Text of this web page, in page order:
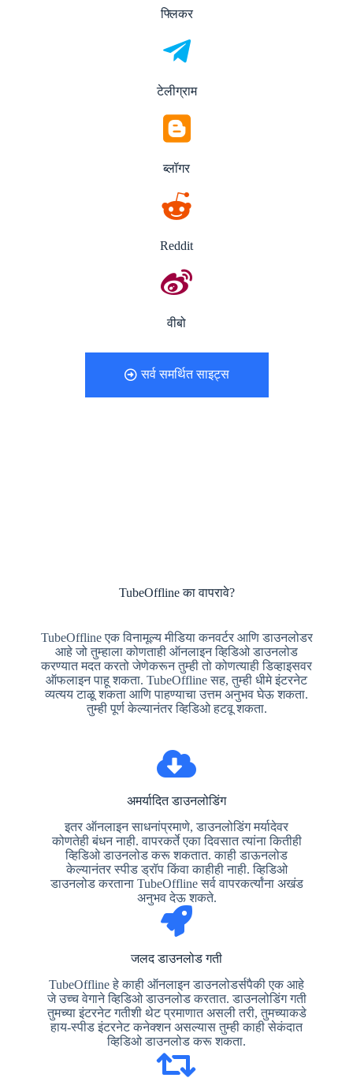
फ्लिकर
टेलीग्राम
ब्लॉगर
Reddit
वीबो
सर्व समर्थित साइट्स
TubeOffline का वापरावे?
TubeOffline एक विनामूल्य मीडिया कनवर्टर आणि डाउनलोडर
आहे जो तुम्हाला कोणताही ऑनलाइन व्हिडिओ डाउनलोड
करण्यात मदत करतो जेणेकरून तुम्ही तो कोणत्याही डिव्हाइसवर
ऑफलाइन पाहू शकता. TubeOffline सह, तुम्ही धीमे इंटरनेट
व्यत्यय टाळू शकता आणि पाहण्याचा उत्तम अनुभव घेऊ शकता.
तुम्ही पूर्ण केल्यानंतर व्हिडिओ हटवू शकता.
अमर्यादित डाउनलोडिंग
इतर ऑनलाइन साधनांप्रमाणे, डाउनलोडिंग मर्यादेवर
कोणतेही बंधन नाही. वापरकर्ते एका दिवसात त्यांना कितीही
व्हिडिओ डाउनलोड करू शकतात. काही डाऊनलोड
केल्यानंतर स्पीड ड्रॉप किंवा काहीही नाही. व्हिडिओ
डाउनलोड करताना TubeOffline सर्व वापरकर्त्यांना अखंड
अनुभव देऊ शकते.
जलद डाउनलोड गती
TubeOffline हे काही ऑनलाइन डाउनलोडर्सपैकी एक आहे
जे उच्च वेगाने व्हिडिओ डाउनलोड करतात. डाउनलोडिंग गती
तुमच्या इंटरनेट गतीशी थेट प्रमाणात असली तरी, तुमच्याकडे
हाय-स्पीड इंटरनेट कनेक्शन असल्यास तुम्ही काही सेकंदात
व्हिडिओ डाउनलोड करू शकता.